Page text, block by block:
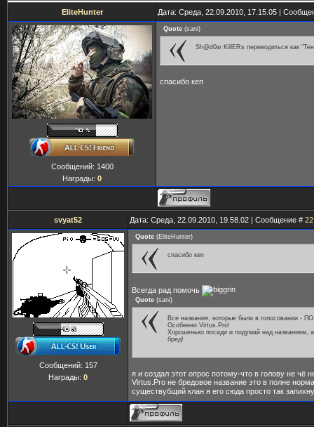
EliteHunter Дата: Среда, 22.09.2010, 17.15.05 |
Сообщений: 1400
Награды: 0
Quote (sani)
Sh@d0w KillERs переводиться как
спасибо кеп
svyat52 Дата: Среда, 22.09.2010, 19.58.02 | Сообщение # 22
Сообщений: 157
Награды: 0
Quote (EliteHunter)
спасибо кеп
Всегда рад помочь
Quote (sani)
Все названия, которые были в голосовании -
Особенно Virtus.Pro!
Хорошенько посиди и подумай над названием,
бред!
я и создал этот опрос потому-что в голову не чё
Virtus.Pro не бредовое название это в полне
существубщий клан я его сюда просто так